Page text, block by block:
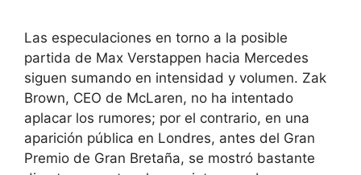
Las especulaciones en torno a la posible
partida de Max Verstappen hacia Mercedes
siguen sumando en intensidad y volumen. Zak
Brown, CEO de McLaren, no ha intentado
aplacar los rumores; por el contrario, en una
aparición pública en Londres, antes del Gran
Premio de Gran Bretaña, se mostró bastante